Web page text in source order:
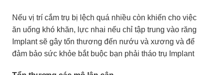
Nếu vị trí cắm trụ bị lệch quá nhiều còn khiến cho việc
ăn uống khó khăn, lực nhai nếu chỉ tập trung vào răng
Implant sẽ gây tổn thương đến nướu và xương và để
đảm bảo sức khỏe bắt buộc bạn phải tháo trụ Implant